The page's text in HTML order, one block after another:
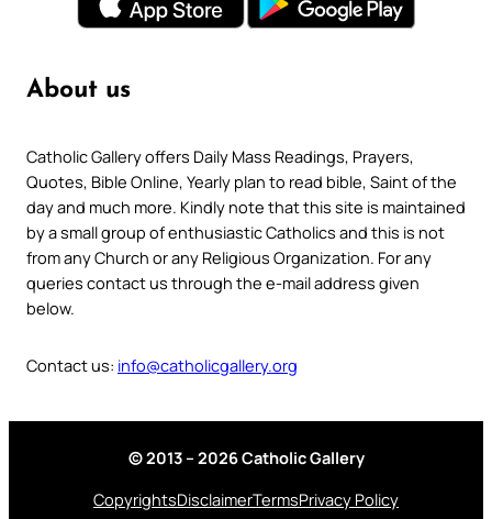
About us
Catholic Gallery offers Daily Mass Readings, Prayers,
Quotes, Bible Online, Yearly plan to read bible, Saint of the
day and much more. Kindly note that this site is maintained
by a small group of enthusiastic Catholics and this is not
from any Church or any Religious Organization. For any
queries contact us through the e-mail address given
below.
Contact us: info@catholicgallery.org
© 2013 – 2026 Catholic Gallery
CopyrightsDisclaimerTermsPrivacy Policy